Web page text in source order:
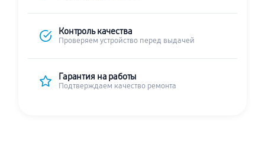
Контроль качества
Проверяем устройство перед выдачей
Гарантия на работы
Подтверждаем качество ремонта